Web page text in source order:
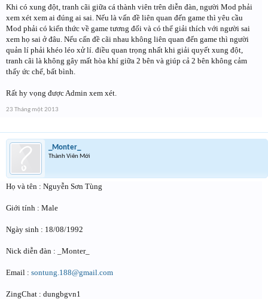
Khi có xung đột, tranh cãi giữa cá thành viên trên diễn đàn, người Mod phải
xem xét xem ai đúng ai sai. Nếu là vấn đề liên quan đến game thì yêu cầu
Mod phải có kiến thức về game tương đối và có thể giải thích với người sai
xem họ sai ở đâu. Nếu cấn đề cãi nhau không liên quan đến game thì người
quản lí phải khéo léo xử lí. điều quan trọng nhất khi giải quyết xung đột,
tranh cãi là không gây mất hòa khí giữa 2 bên và giúp cả 2 bên không cảm
thấy ức chế, bất bình.
Rất hy vọng được Admin xem xét.
23 Tháng một 2013
_Monter_
Thành Viên Mới
Họ và tên : Nguyễn Sơn Tùng
Giới tính : Male
Ngày sinh : 18/08/1992
Nick diễn đàn : _Monter_
Email : sontung.188@gmail.com
ZingChat : dungbgvn1